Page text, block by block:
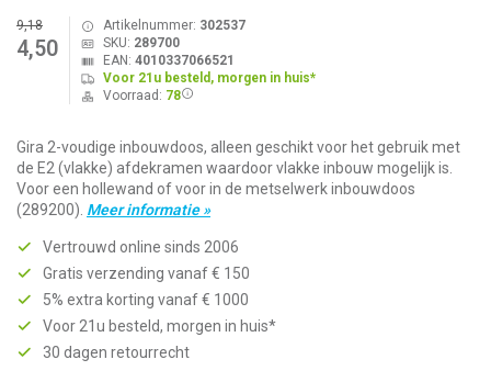
9,18
4,50
Artikelnummer: 302537
SKU: 289700
EAN: 4010337066521
Voor 21u besteld, morgen in huis*
Voorraad: 78
Gira 2-voudige inbouwdoos, alleen geschikt voor het gebruik met
de E2 (vlakke) afdekramen waardoor vlakke inbouw mogelijk is.
Voor een hollewand of voor in de metselwerk inbouwdoos
(289200). Meer informatie »
Vertrouwd online sinds 2006
Gratis verzending vanaf € 150
5% extra korting vanaf € 1000
Voor 21u besteld, morgen in huis*
30 dagen retourrecht